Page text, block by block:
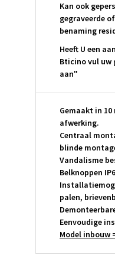
Kan ook
gegraveerde
benaming
Heeft U een
Bticino vul uw
aan"
Gemaakt in
afwerking.
Centraal
blinde
Vandalisme
Belknoppen
palen,
Eenvoudige
Model inbouw